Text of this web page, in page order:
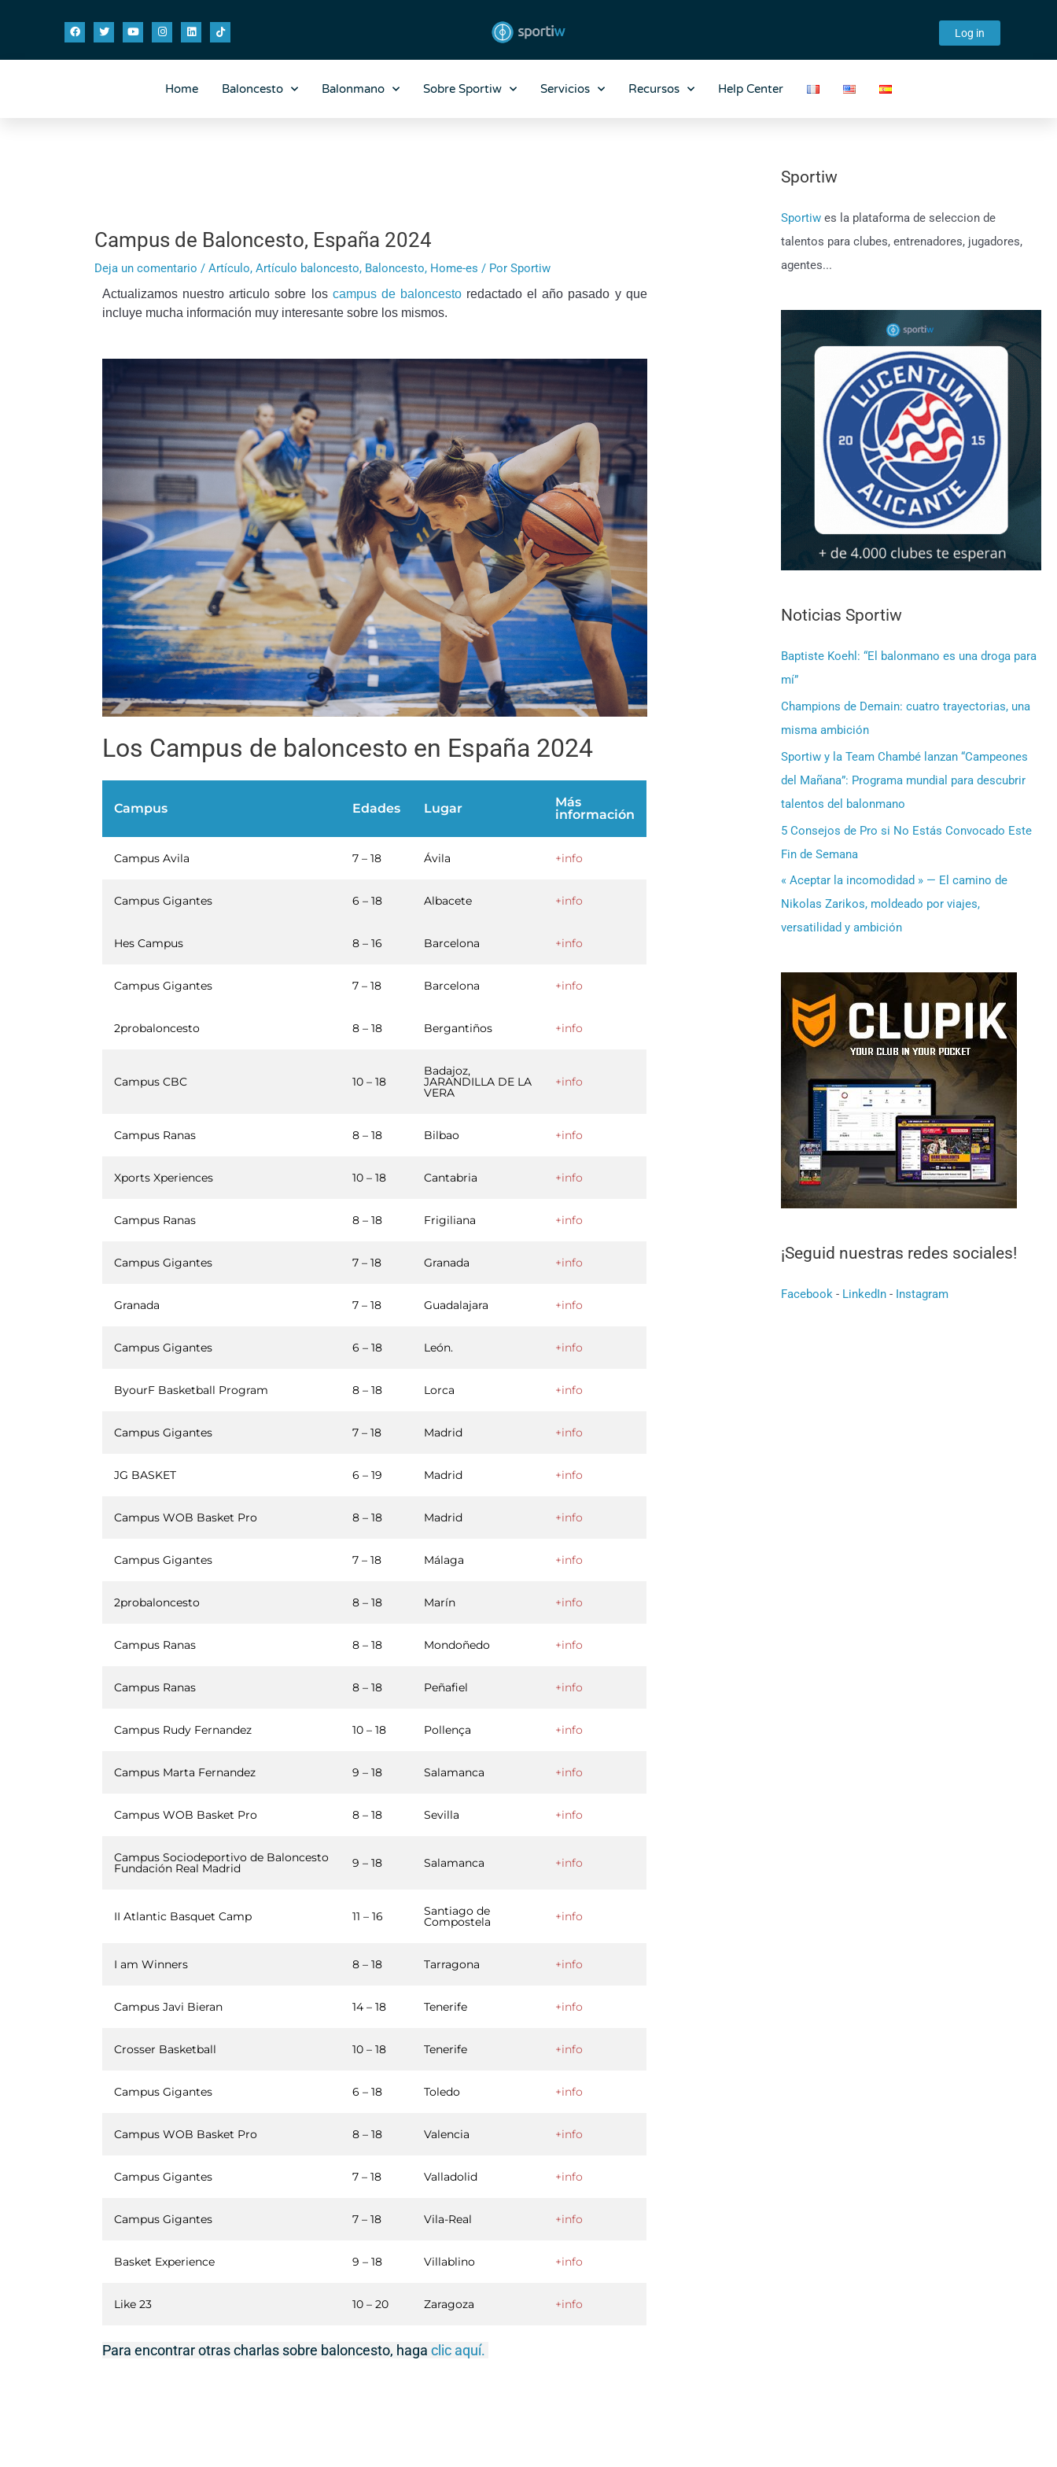
F
a
T
w
Y
o
I
n
L
i
i
T
i
Log in
Home Baloncesto Balonmano Sobre Sportiw Servicios Recursos Help Center
Campus de Baloncesto, España 2024
Deja un comentario /Artículo,Artículo baloncesto, Baloncesto, Home-es / PorSportiw
Actualizamos nuestro articulo sobre los campus de baloncestoredactado el año pasado y que
incluye mucha información muy interesante sobre los mismos.
Los Campus de baloncesto en España 2024
Campus Edades Lugar
Más
información
Campus Avila 7 – 18 Ávila +info
Campus Gigantes 6 – 18 Albacete +info
Hes Campus 8 – 16 Barcelona +info
Campus Gigantes 7 – 18 Barcelona +info
2probaloncesto 8 – 18 Bergantiños +info
Campus CBC 10 – 18
Badajoz,
JARANDILLA DE LA
VERA
+info
Campus Ranas 8 – 18 Bilbao +info
Xports Xperiences 10 – 18 Cantabria +info
Campus Ranas 8 – 18 Frigiliana +info
Campus Gigantes 7 – 18 Granada +info
Granada 7 – 18 Guadalajara +info
Campus Gigantes 6 – 18 León. +info
ByourF Basketball Program 8 – 18 Lorca +info
Campus Gigantes 7 – 18 Madrid +info
JG BASKET 6 – 19 Madrid +info
Campus WOB Basket Pro 8 – 18 Madrid +info
Campus Gigantes 7 – 18 Málaga +info
2probaloncesto 8 – 18 Marín +info
Campus Ranas 8 – 18 Mondoñedo +info
Campus Ranas 8 – 18 Peñafiel +info
Campus Rudy Fernandez 10 – 18 Pollença +info
Campus Marta Fernandez 9 – 18 Salamanca +info
Campus WOB Basket Pro 8 – 18 Sevilla +info
Campus Sociodeportivo de Baloncesto
Fundación Real Madrid 9 – 18 Salamanca +info
II Atlantic Basquet Camp 11 – 16 Santiago de
Compostela +info
I am Winners 8 – 18 Tarragona +info
Campus Javi Bieran 14 – 18 Tenerife +info
Crosser Basketball 10 – 18 Tenerife +info
Campus Gigantes 6 – 18 Toledo +info
Campus WOB Basket Pro 8 – 18 Valencia +info
Campus Gigantes 7 – 18 Valladolid +info
Campus Gigantes 7 – 18 Vila-Real +info
Basket Experience 9 – 18 Villablino +info
Like 23 10 – 20 Zaragoza +info
Para encontrar otras charlas sobre baloncesto, hagaclic aquí.
Sportiw
Sportiw es la plataforma de seleccion de
talentos para clubes, entrenadores, jugadores,
agentes...
Noticias Sportiw
Baptiste Koehl: “El balonmano es una droga para
mí”
Champions de Demain: cuatro trayectorias, una
misma ambición
Sportiw y la Team Chambé lanzan “Campeones
del Mañana”: Programa mundial para descubrir
talentos del balonmano
5 Consejos de Pro si No Estás Convocado Este
Fin de Semana
« Aceptar la incomodidad » — El camino de
Nikolas Zarikos, moldeado por viajes,
versatilidad y ambición
¡Seguid nuestras redes sociales!
Facebook- LinkedIn- Instagram